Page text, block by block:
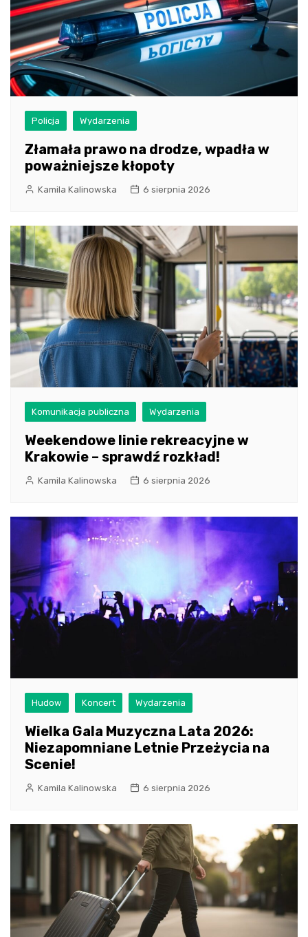
Policja Wydarzenia
Złamała prawo na drodze, wpadła w
poważniejsze kłopoty
Kamila Kalinowska 6 sierpnia 2026
Komunikacja publiczna Wydarzenia
Weekendowe linie rekreacyjne w
Krakowie – sprawdź rozkład!
Kamila Kalinowska 6 sierpnia 2026
Hudow Koncert Wydarzenia
Wielka Gala Muzyczna Lata 2026:
Niezapomniane Letnie Przeżycia na
Scenie!
Kamila Kalinowska 6 sierpnia 2026